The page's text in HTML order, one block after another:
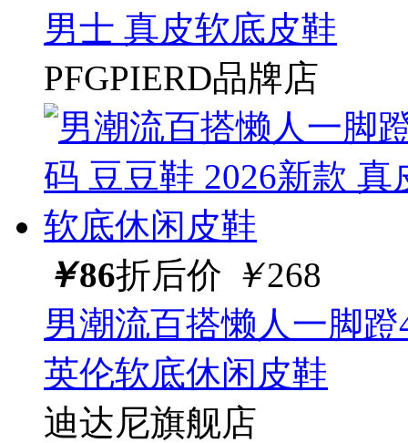
男士 真皮软底皮鞋
PFGPIERD品牌店
￥86折后价 ￥268
男潮流百搭懒人一脚
英伦软底休闲皮鞋
迪达尼旗舰店